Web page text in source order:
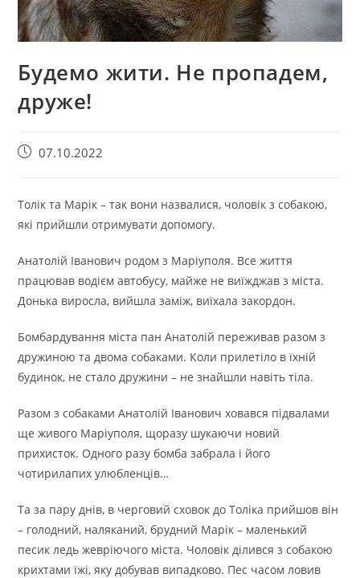
Будемо жити. Не пропадем,
друже!
07.10.2022
Толік та Марік – так вони назвалися, чоловік з собакою,
які прийшли отримувати допомогу.
Анатолій Іванович родом з Маріуполя. Все життя
працював водієм автобусу, майже не виїжджав з міста.
Донька виросла, вийшла заміж, виїхала закордон.
Бомбардування міста пан Анатолій переживав разом з
дружиною та двома собаками. Коли прилетіло в їхній
будинок, не стало дружини – не знайшли навіть тіла.
Разом з собаками Анатолій Іванович ховався підвалами
ще живого Маріуполя, щоразу шукаючи новий
прихисток. Одного разу бомба забрала і його
чотирилапих улюбленців…
Та за пару днів, в черговий сховок до Толіка прийшов він
– голодний, наляканий, брудний Марік – маленький
песик ледь жевріючого міста. Чоловік ділився з собакою
крихтами їжі, яку добував випадково. Пес часом ловив